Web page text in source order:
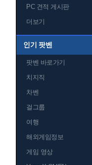
PC 견적 게시판
더보기
인기 팟벤
팟벤 바로가기
치지직
차벤
걸그룹
여행
해외게임정보
게임 영상